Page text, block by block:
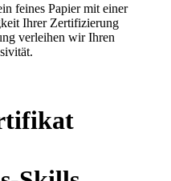
feines Papier mit einer
Ihrer Zertifizierung
verleihen wir Ihren